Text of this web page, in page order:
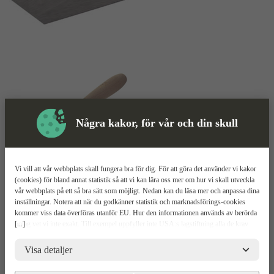
Några kakor, för vår och din skull
[...]
Vi vill att vår webbplats skall fungera bra för dig. För att göra det använder vi kakor
(cookies) för bland annat statistik så att vi kan lära oss mer om hur vi skall utveckla
vår webbplats på ett så bra sätt som möjligt. Nedan kan du läsa mer och anpassa dina
inställningar. Notera att när du godkänner statistik och marknadsförings-cookies
kommer viss data överföras utanför EU. Hur den informationen används av berörda
bolag vet vi inte exakt. Till exempel uppfyller inte USA:s lagstiftning alla de krav
risker för dina personuppgifter. De berörda bolagen måste lämna över uppgifter till
brottsbekämpande myndigheter i USA om de får en sådan begäran. Det kan dock
Visa detaljer
Skyddsutrustning
Iläggarslev Mer information
KGC 53